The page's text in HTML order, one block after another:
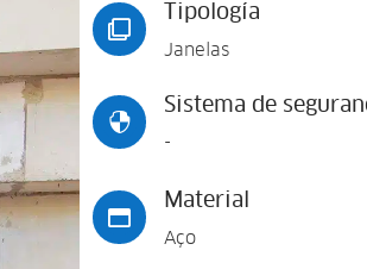

Tipología
Janelas

Sistema de
-

Material
Aço